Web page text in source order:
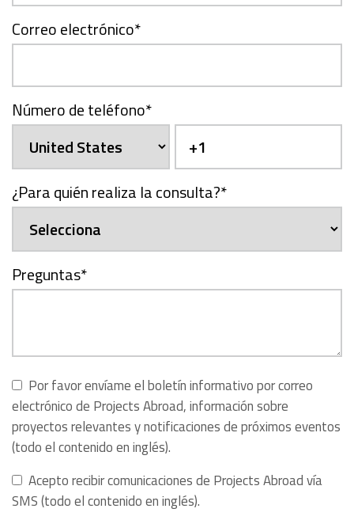
Correo electrónico*
Número de teléfono*
¿Para quién realiza la consulta?*
Preguntas*
Por favor envíame el boletín informativo por correo
electrónico de Projects Abroad, información sobre
proyectos relevantes y notificaciones de próximos eventos
(todo el contenido en inglés).
Acepto recibir comunicaciones de Projects Abroad vía
SMS (todo el contenido en inglés).